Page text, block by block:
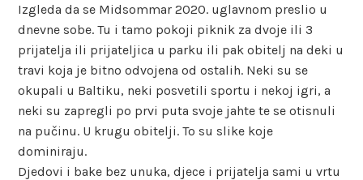
Izgleda da se Midsommar 2020. uglavnom preslio u
dnevne sobe. Tu i tamo pokoji piknik za dvoje ili 3
prijatelja ili prijateljica u parku ili pak obitelj na deki u
travi koja je bitno odvojena od ostalih. Neki su se
okupali u Baltiku, neki posvetili sportu i nekoj igri, a
neki su zapregli po prvi puta svoje jahte te se otisnuli
na pučinu. U krugu obitelji. To su slike koje
dominiraju.
Djedovi i bake bez unuka, djece i prijatelja sami u vrtu